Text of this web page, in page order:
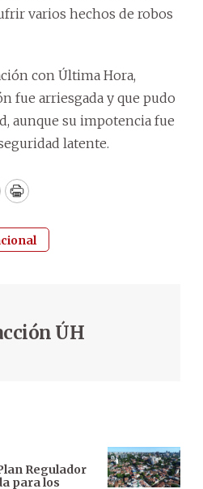
varios hechos de robos
con Última Hora,
fue arriesgada y que pudo
aunque su impotencia fue
latente.
Print
ÚH
Regulador
para los